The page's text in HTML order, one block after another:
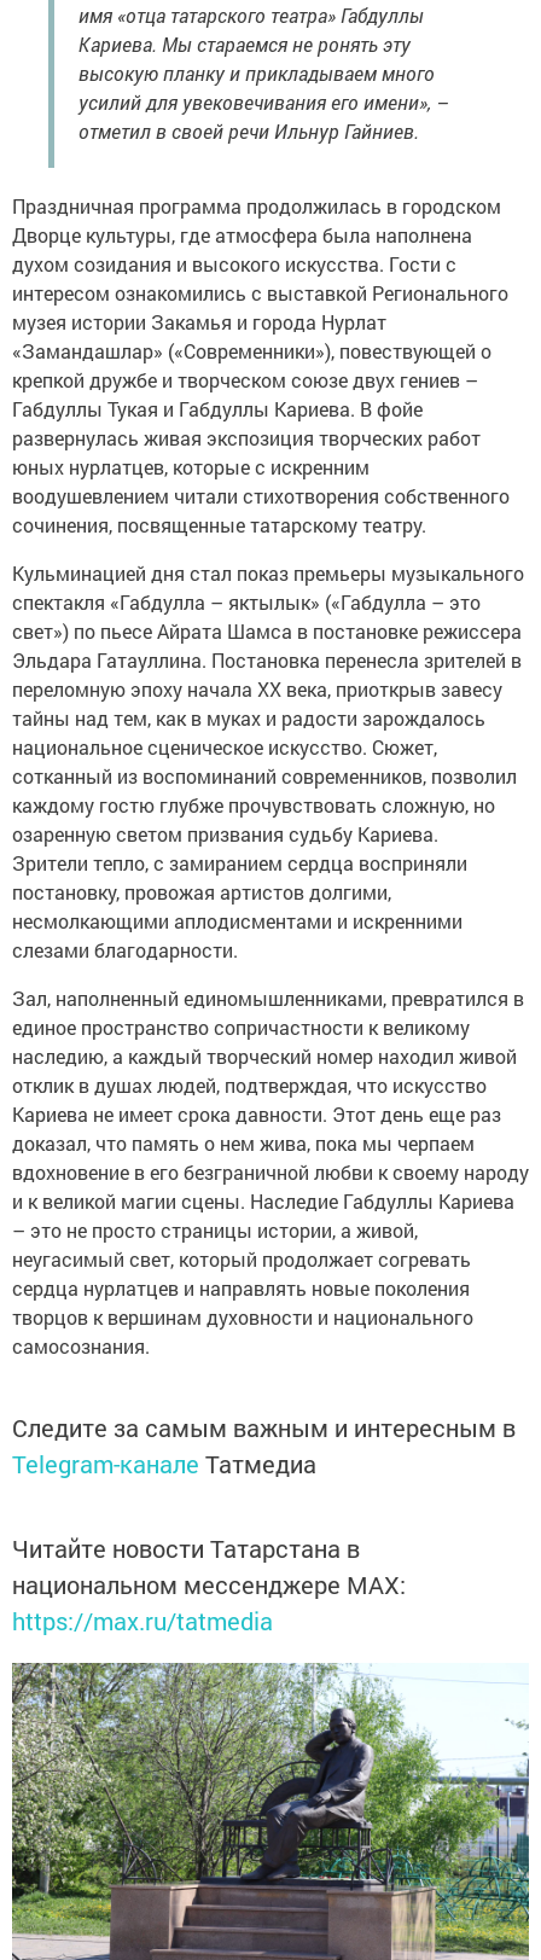
имя «отца татарского театра» Габдуллы
Кариева. Мы стараемся не ронять эту
высокую планку и прикладываем много
усилий для увековечивания его имени», –
отметил в своей речи Ильнур Гайниев.
Праздничная программа продолжилась в городском
Дворце культуры, где атмосфера была наполнена
духом созидания и высокого искусства. Гости с
интересом ознакомились с выставкой Регионального
музея истории Закамья и города Нурлат
«Замандашлар» («Современники»), повествующей о
крепкой дружбе и творческом союзе двух гениев –
Габдуллы Тукая и Габдуллы Кариева. В фойе
развернулась живая экспозиция творческих работ
юных нурлатцев, которые с искренним
воодушевлением читали стихотворения собственного
сочинения, посвященные татарскому театру.
Кульминацией дня стал показ премьеры музыкального
спектакля «Габдулла – яктылык» («Габдулла – это
свет») по пьесе Айрата Шамса в постановке режиссера
Эльдара Гатауллина. Постановка перенесла зрителей в
переломную эпоху начала XX века, приоткрыв завесу
тайны над тем, как в муках и радости зарождалось
национальное сценическое искусство. Сюжет,
сотканный из воспоминаний современников, позволил
каждому гостю глубже прочувствовать сложную, но
озаренную светом призвания судьбу Кариева.
Зрители тепло, с замиранием сердца восприняли
постановку, провожая артистов долгими,
несмолкающими аплодисментами и искренними
слезами благодарности.
Зал, наполненный единомышленниками, превратился в
единое пространство сопричастности к великому
наследию, а каждый творческий номер находил живой
отклик в душах людей, подтверждая, что искусство
Кариева не имеет срока давности. Этот день еще раз
доказал, что память о нем жива, пока мы черпаем
вдохновение в его безграничной любви к своему народу
и к великой магии сцены. Наследие Габдуллы Кариева
– это не просто страницы истории, а живой,
неугасимый свет, который продолжает согревать
сердца нурлатцев и направлять новые поколения
творцов к вершинам духовности и национального
самосознания.
Следите за самым важным и интересным в
Telegram-канале Татмедиа
Читайте новости Татарстана в
национальном мессенджере MАХ:
https://max.ru/tatmedia